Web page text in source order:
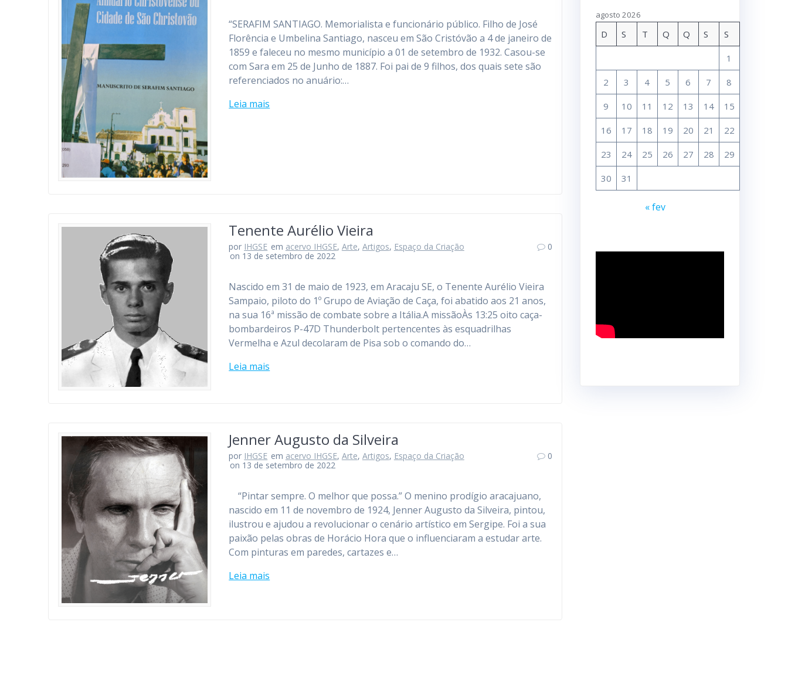
“SERAFIM SANTIAGO. Memorialista e funcionário público. Filho de José
Florência e Umbelina Santiago, nasceu em São Cristóvão a 4 de janeiro de
1859 e faleceu no mesmo município a 01 de setembro de 1932. Casou-se
com Sara em 25 de Junho de 1887. Foi pai de 9 filhos, dos quais sete são
referenciados no anuário:…
Leia mais
Tenente Aurélio Vieira
por IHGSE em acervo IHGSE, Arte, Artigos, Espaço da Criação
on 13 de setembro de 2022
0
Nascido em 31 de maio de 1923, em Aracaju SE, o Tenente Aurélio Vieira
Sampaio, piloto do 1º Grupo de Aviação de Caça, foi abatido aos 21 anos,
na sua 16ª missão de combate sobre a Itália.A missãoÀs 13:25 oito caça-
bombardeiros P-47D Thunderbolt pertencentes às esquadrilhas
Vermelha e Azul decolaram de Pisa sob o comando do…
Leia mais
Jenner Augusto da Silveira
por IHGSE em acervo IHGSE, Arte, Artigos, Espaço da Criação
on 13 de setembro de 2022
0
“Pintar sempre. O melhor que possa.” O menino prodígio aracajuano,
nascido em 11 de novembro de 1924, Jenner Augusto da Silveira, pintou,
ilustrou e ajudou a revolucionar o cenário artístico em Sergipe. Foi a sua
paixão pelas obras de Horácio Hora que o influenciaram a estudar arte.
Com pinturas em paredes, cartazes e…
Leia mais
agosto 2026
D S T Q Q S S
1
2 3 4 5 6 7 8
9 10 11 12 13 14 15
16 17 18 19 20 21 22
23 24 25 26 27 28 29
30 31
« fev